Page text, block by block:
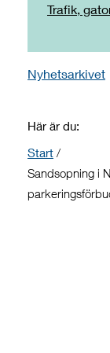
Trafik,
Nyhetsarkivet
Här är du:
Start /
Sandsopning i